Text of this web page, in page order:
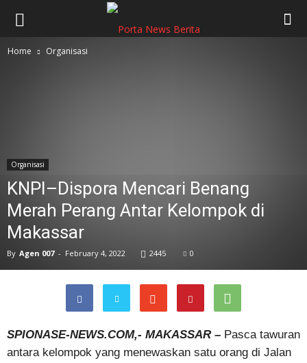
Home Organisasi
Organisasi
KNPI–Dispora Mencari Benang
Merah Perang Antar Kelompok di
Makassar
By Agen 007 - February 4, 2022 2445 0
SPIONASE-NEWS.COM,- MAKASSAR – Pasca tawuran
antara kelompok yang menewaskan satu orang di Jalan